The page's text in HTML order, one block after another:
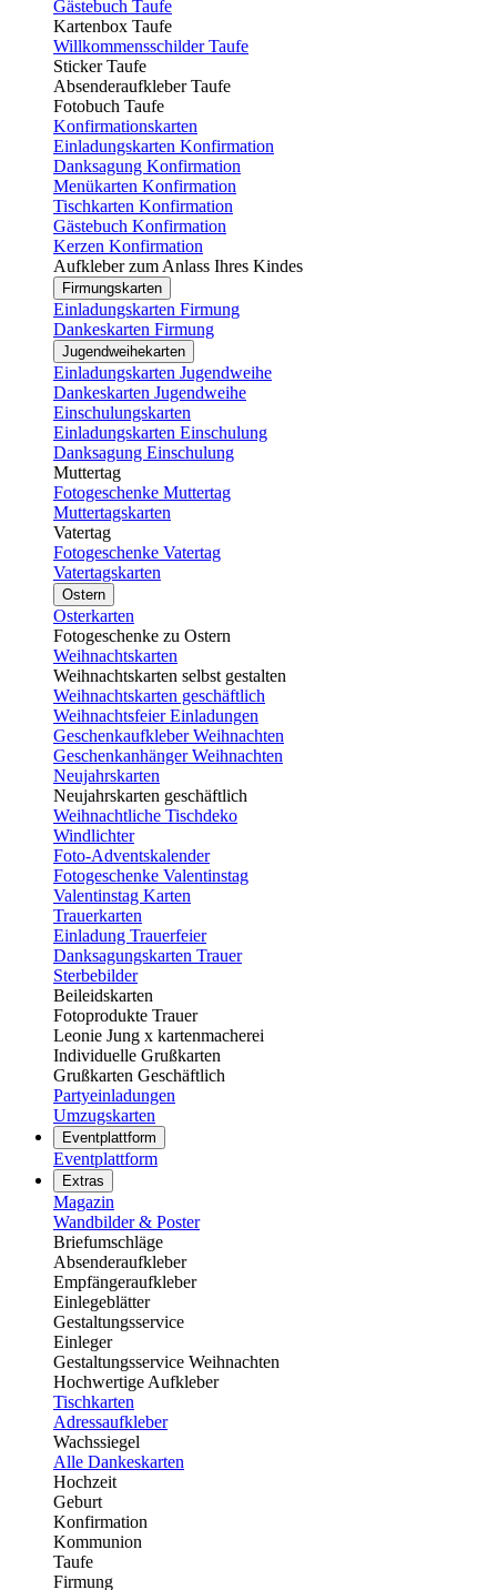
Gästebuch Taufe
Kartenbox Taufe
Willkommensschilder Taufe
Sticker Taufe
Absenderaufkleber Taufe
Fotobuch Taufe
Konfirmationskarten
Einladungskarten Konfirmation
Danksagung Konfirmation
Menükarten Konfirmation
Tischkarten Konfirmation
Gästebuch Konfirmation
Kerzen Konfirmation
Aufkleber zum Anlass Ihres Kindes
Firmungskarten
Einladungskarten Firmung
Dankeskarten Firmung
Jugendweihekarten
Einladungskarten Jugendweihe
Dankeskarten Jugendweihe
Einschulungskarten
Einladungskarten Einschulung
Danksagung Einschulung
Muttertag
Fotogeschenke Muttertag
Muttertagskarten
Vatertag
Fotogeschenke Vatertag
Vatertagskarten
Ostern
Osterkarten
Fotogeschenke zu Ostern
Weihnachtskarten
Weihnachtskarten selbst gestalten
Weihnachtskarten geschäftlich
Weihnachtsfeier Einladungen
Geschenkaufkleber Weihnachten
Geschenkanhänger Weihnachten
Neujahrskarten
Neujahrskarten geschäftlich
Weihnachtliche Tischdeko
Windlichter
Foto-Adventskalender
Fotogeschenke Valentinstag
Valentinstag Karten
Trauerkarten
Einladung Trauerfeier
Danksagungskarten Trauer
Sterbebilder
Beileidskarten
Fotoprodukte Trauer
Leonie Jung x kartenmacherei
Individuelle Grußkarten
Grußkarten Geschäftlich
Partyeinladungen
Umzugskarten
Eventplattform
Eventplattform
Extras
Magazin
Wandbilder & Poster
Briefumschläge
Absenderaufkleber
Empfängeraufkleber
Einlegeblätter
Gestaltungsservice
Einleger
Gestaltungsservice Weihnachten
Hochwertige Aufkleber
Tischkarten
Adressaufkleber
Wachssiegel
Alle Dankeskarten
Hochzeit
Geburt
Konfirmation
Kommunion
Taufe
Firmung